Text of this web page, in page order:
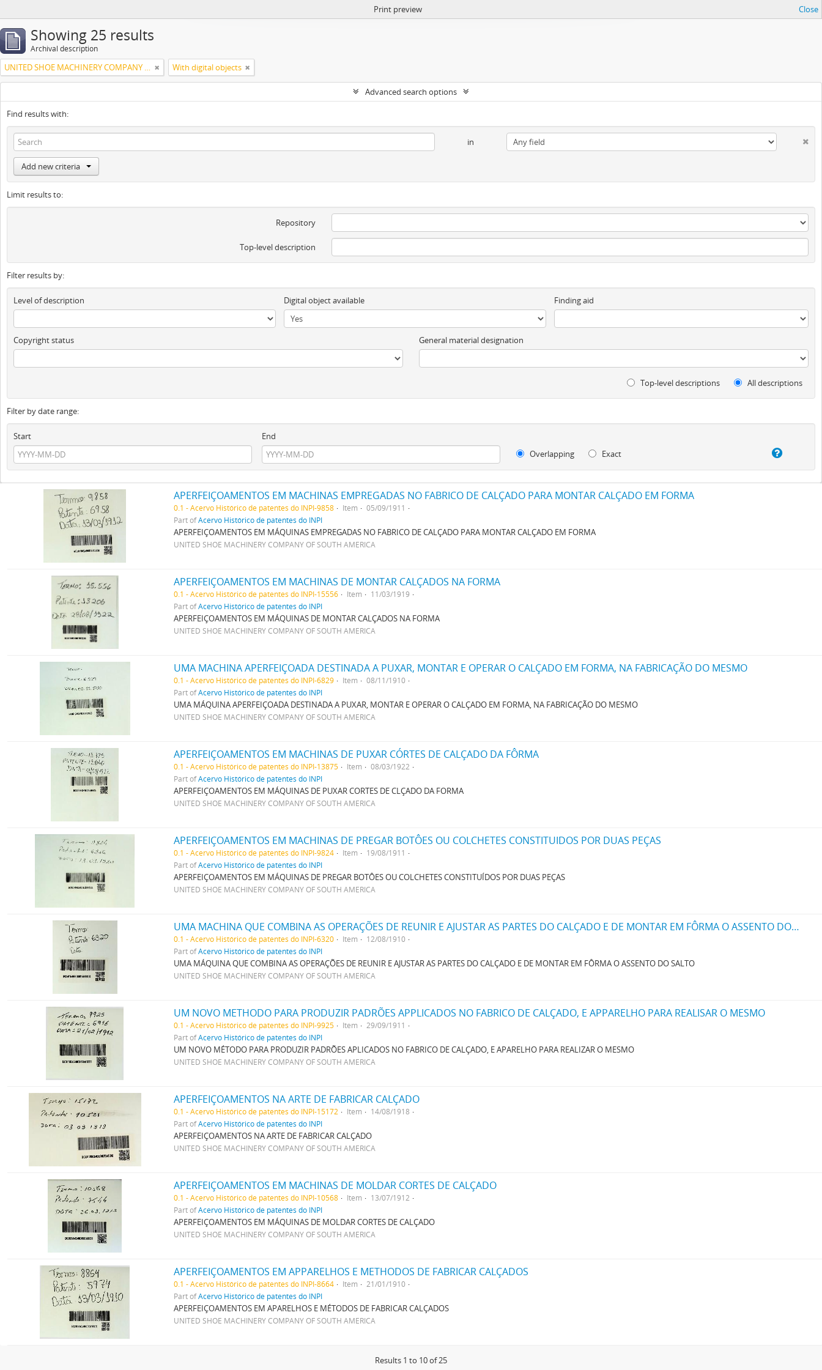
Print preview Close
Showing 25 results
Archival description
UNITED SHOE MACHINERY COMPANY OF SOUTH AMERICA With digital objects
Advanced search options
Find results with:
in
Add new criteria
Limit results to:
Repository
Top-level description
Filter results by:
Level of description Digital object available Finding aid
Copyright status General material designation
Top-level descriptions All descriptions
Filter by date range:
Start
End
Overlapping
Exact
APERFEIÇOAMENTOS EM MACHINAS EMPREGADAS NO FABRICO DE CALÇADO PARA MONTAR CALÇADO EM FORMA
0.1 - Acervo Histórico de patentes do INPI-9858 Item
05/09/1911
Part ofAcervo Histórico de patentes do INPI
APERFEIÇOAMENTOS EM MÁQUINAS EMPREGADAS NO FABRICO DE CALÇADO PARA MONTAR CALÇADO EM FORMA
UNITED SHOE MACHINERY COMPANY OF SOUTH AMERICA
APERFEIÇOAMENTOS EM MACHINAS DE MONTAR CALÇADOS NA FORMA
0.1 - Acervo Histórico de patentes do INPI-15556 Item
11/03/1919
Part ofAcervo Histórico de patentes do INPI
APERFEIÇOAMENTOS EM MÁQUINAS DE MONTAR CALÇADOS NA FORMA
UNITED SHOE MACHINERY COMPANY OF SOUTH AMERICA
UMA MACHINA APERFEIÇOADA DESTINADA A PUXAR, MONTAR E OPERAR O CALÇADO EM FORMA, NA FABRICAÇÃO DO MESMO
0.1 - Acervo Histórico de patentes do INPI-6829 Item
08/11/1910
Part ofAcervo Histórico de patentes do INPI
UMA MÁQUINA APERFEIÇOADA DESTINADA A PUXAR, MONTAR E OPERAR O CALÇADO EM FORMA, NA FABRICAÇÃO DO MESMO
UNITED SHOE MACHINERY COMPANY OF SOUTH AMERICA
APERFEIÇOAMENTOS EM MACHINAS DE PUXAR CÓRTES DE CALÇADO DA FÔRMA
0.1 - Acervo Histórico de patentes do INPI-13875 Item
08/03/1922
Part ofAcervo Histórico de patentes do INPI
APERFEIÇOAMENTOS EM MÁQUINAS DE PUXAR CORTES DE CLÇADO DA FORMA
UNITED SHOE MACHINERY COMPANY OF SOUTH AMERICA
APERFEIÇOAMENTOS EM MACHINAS DE PREGAR BOTÔES OU COLCHETES CONSTITUIDOS POR DUAS PEÇAS
0.1 - Acervo Histórico de patentes do INPI-9824 Item
19/08/1911
Part ofAcervo Histórico de patentes do INPI
APERFEIÇOAMENTOS EM MÁQUINAS DE PREGAR BOTÔES OU COLCHETES CONSTITUÍDOS POR DUAS PEÇAS
UNITED SHOE MACHINERY COMPANY OF SOUTH AMERICA
UMA MACHINA QUE COMBINA AS OPERAÇÕES DE REUNIR E AJUSTAR AS PARTES DO CALÇADO E DE MONTAR EM FÔRMA O ASSENTO DO SALTO
0.1 - Acervo Histórico de patentes do INPI-6320 Item
12/08/1910
Part ofAcervo Histórico de patentes do INPI
UMA MÁQUINA QUE COMBINA AS OPERAÇÕES DE REUNIR E AJUSTAR AS PARTES DO CALÇADO E DE MONTAR EM FÔRMA O ASSENTO DO SALTO
UNITED SHOE MACHINERY COMPANY OF SOUTH AMERICA
UM NOVO METHODO PARA PRODUZIR PADRÕES APPLICADOS NO FABRICO DE CALÇADO, E APPARELHO PARA REALISAR O MESMO
0.1 - Acervo Histórico de patentes do INPI-9925 Item
29/09/1911
Part ofAcervo Histórico de patentes do INPI
UM NOVO MÉTODO PARA PRODUZIR PADRÕES APLICADOS NO FABRICO DE CALÇADO, E APARELHO PARA REALIZAR O MESMO
UNITED SHOE MACHINERY COMPANY OF SOUTH AMERICA
APERFEIÇOAMENTOS NA ARTE DE FABRICAR CALÇADO
0.1 - Acervo Histórico de patentes do INPI-15172 Item
14/08/1918
Part ofAcervo Histórico de patentes do INPI
APERFEIÇOAMENTOS NA ARTE DE FABRICAR CALÇADO
UNITED SHOE MACHINERY COMPANY OF SOUTH AMERICA
APERFEIÇOAMENTOS EM MACHINAS DE MOLDAR CORTES DE CALÇADO
0.1 - Acervo Histórico de patentes do INPI-10568 Item
13/07/1912
Part ofAcervo Histórico de patentes do INPI
APERFEIÇOAMENTOS EM MÁQUINAS DE MOLDAR CORTES DE CALÇADO
UNITED SHOE MACHINERY COMPANY OF SOUTH AMERICA
APERFEIÇOAMENTOS EM APPARELHOS E METHODOS DE FABRICAR CALÇADOS
0.1 - Acervo Histórico de patentes do INPI-8664 Item
21/01/1910
Part ofAcervo Histórico de patentes do INPI
APERFEIÇOAMENTOS EM APARELHOS E MÉTODOS DE FABRICAR CALÇADOS
UNITED SHOE MACHINERY COMPANY OF SOUTH AMERICA
Results 1 to 10 of 25